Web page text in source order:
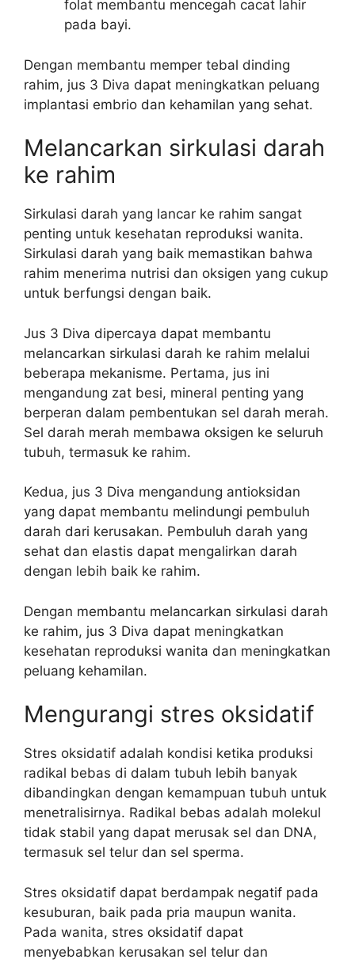
folat membantu mencegah cacat lahir
pada bayi.
Dengan membantu memper tebal dinding
rahim, jus 3 Diva dapat meningkatkan peluang
implantasi embrio dan kehamilan yang sehat.
Melancarkan sirkulasi darah
ke rahim
Sirkulasi darah yang lancar ke rahim sangat
penting untuk kesehatan reproduksi wanita.
Sirkulasi darah yang baik memastikan bahwa
rahim menerima nutrisi dan oksigen yang cukup
untuk berfungsi dengan baik.
Jus 3 Diva dipercaya dapat membantu
melancarkan sirkulasi darah ke rahim melalui
beberapa mekanisme. Pertama, jus ini
mengandung zat besi, mineral penting yang
berperan dalam pembentukan sel darah merah.
Sel darah merah membawa oksigen ke seluruh
tubuh, termasuk ke rahim.
Kedua, jus 3 Diva mengandung antioksidan
yang dapat membantu melindungi pembuluh
darah dari kerusakan. Pembuluh darah yang
sehat dan elastis dapat mengalirkan darah
dengan lebih baik ke rahim.
Dengan membantu melancarkan sirkulasi darah
ke rahim, jus 3 Diva dapat meningkatkan
kesehatan reproduksi wanita dan meningkatkan
peluang kehamilan.
Mengurangi stres oksidatif
Stres oksidatif adalah kondisi ketika produksi
radikal bebas di dalam tubuh lebih banyak
dibandingkan dengan kemampuan tubuh untuk
menetralisirnya. Radikal bebas adalah molekul
tidak stabil yang dapat merusak sel dan DNA,
termasuk sel telur dan sel sperma.
Stres oksidatif dapat berdampak negatif pada
kesuburan, baik pada pria maupun wanita.
Pada wanita, stres oksidatif dapat
menyebabkan kerusakan sel telur dan